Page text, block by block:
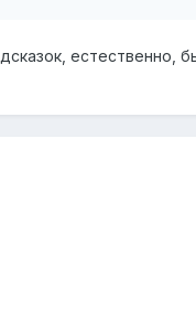
естественно,